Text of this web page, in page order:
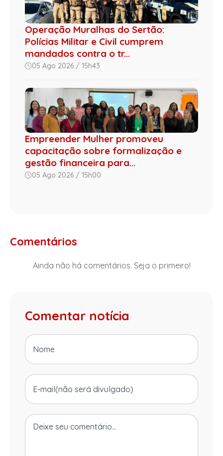
Operação Muralhas do Sertão:
Polícias Militar e Civil cumprem
mandados contra o tr...
05 Ago 2026 / 15h43
Empreender Mulher promoveu
capacitação sobre formalização e
gestão financeira para...
05 Ago 2026 / 15h00
Comentários
Ainda não há comentários. Seja o primeiro!
Comentar notícia